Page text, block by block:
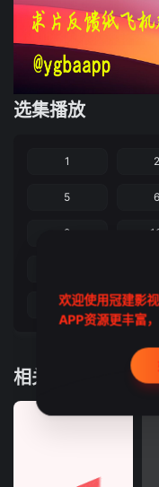
选集播放
1 2
5 6
9
17 18
相关推荐
欢迎使用冠建影
APP资源更丰富